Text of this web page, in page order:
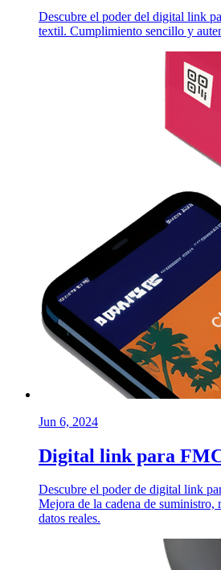
Descubre el poder del digital link
textil. Cumplimiento sencillo y
Jun 6, 2024
Digital link para
Descubre el poder de digital link
Mejora de la cadena de suministro,
datos reales.